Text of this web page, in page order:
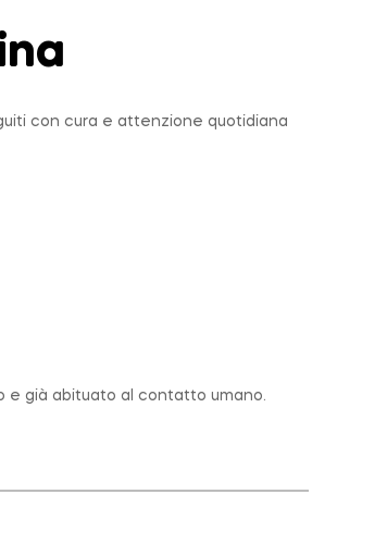
con cura e attenzione quotidiana
già abituato al contatto umano.